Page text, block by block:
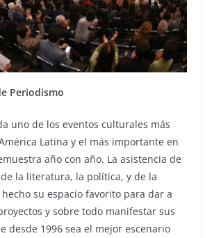
Periodismo
uno de los eventos culturales más
Latina y el más importante en
año con año. La asistencia de
la literatura, la política, y de la
su espacio favorito para dar a
y sobre todo manifestar sus
desde 1996 sea el mejor escenario